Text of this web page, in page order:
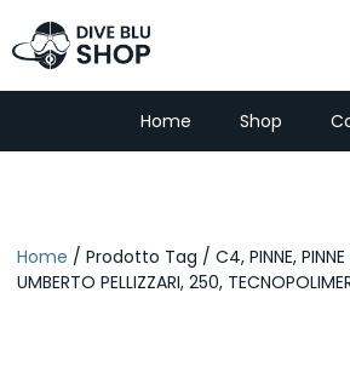
Home Shop
Home / Prodotto Tag / C4, PINNE, PINNE
UMBERTO PELLIZZARI, 250,